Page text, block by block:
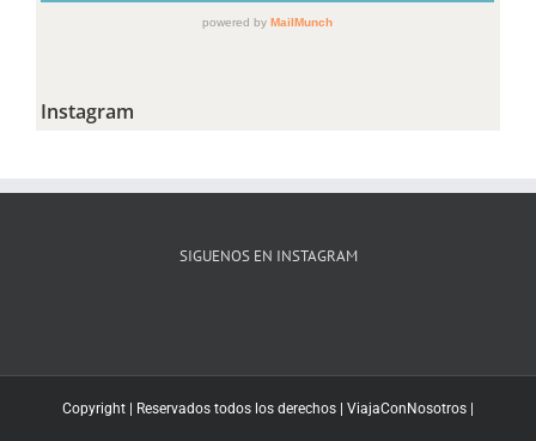
Instagram
SIGUENOS EN INSTAGRAM
Copyright | Reservados todos los derechos | ViajaConNosotros